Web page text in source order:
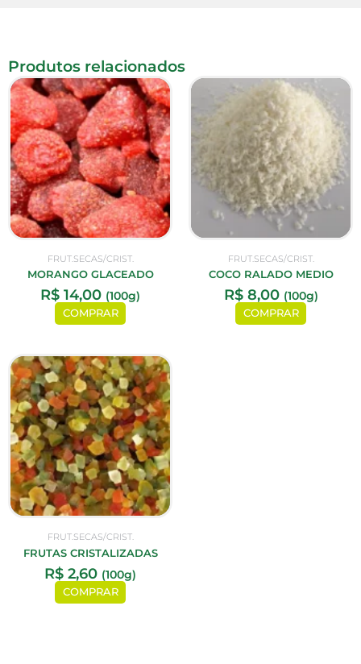
Produtos relacionados
FRUT.SECAS/CRIST.
MORANGO GLACEADO
R$ 14,00 (100g)
COMPRAR
FRUT.SECAS/CRIST.
COCO RALADO MEDIO
R$8,00 (100g)
COMPRAR
FRUT.SECAS/CRIST.
FRUTAS CRISTALIZADAS
R$ 2,60 (100g)
COMPRAR